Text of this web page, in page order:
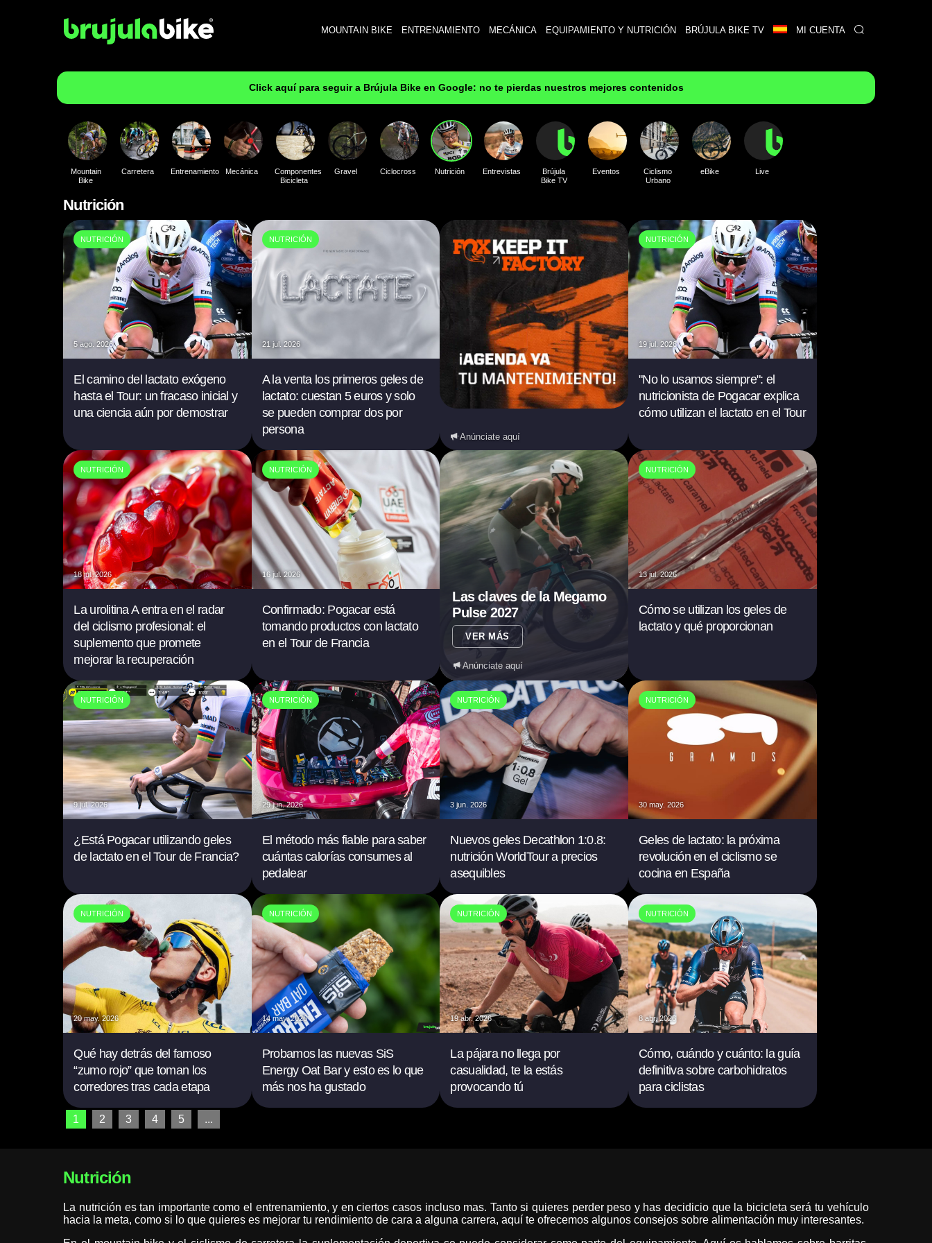
MOUNTAIN BIKE ENTRENAMIENTO MECÁNICA EQUIPAMIENTO Y NUTRICIÓN BRÚJULA BIKE TV MI CUENTA
Click aquí para seguir a Brújula Bike en Google: no te pierdas nuestros mejores contenidos
Mountain
Bike
Carretera Entrenamiento Mecánica
Componentes
Bicicleta
Gravel Ciclocross Nutrición Entrevistas
Brújula
Bike TV
Eventos
Ciclismo
Urbano
eBike Live
Nutrición
NUTRICIÓN
5 ago. 2026
El camino del lactato exógeno
hasta el Tour: un fracaso inicial y
una ciencia aún por demostrar
NUTRICIÓN
21 jul. 2026
A la venta los primeros geles de
lactato: cuestan 5 euros y solo
se pueden comprar dos por
persona
Anúnciate aquí
NUTRICIÓN
19 jul. 2026
"No lo usamos siempre": el
nutricionista de Pogacar explica
cómo utilizan el lactato en el Tour
NUTRICIÓN
18 jul. 2026
La urolitina A entra en el radar
del ciclismo profesional: el
suplemento que promete
mejorar la recuperación
NUTRICIÓN
16 jul. 2026
Confirmado: Pogacar está
tomando productos con lactato
en el Tour de Francia
Las claves de la Megamo
Pulse 2027
VER MÁS
Anúnciate aquí
NUTRICIÓN
13 jul. 2026
Cómo se utilizan los geles de
lactato y qué proporcionan
NUTRICIÓN
9 jul. 2026
¿Está Pogacar utilizando geles
de lactato en el Tour de Francia?
NUTRICIÓN
29 jun. 2026
El método más fiable para saber
cuántas calorías consumes al
pedalear
NUTRICIÓN
3 jun. 2026
Nuevos geles Decathlon 1:0.8:
nutrición WorldTour a precios
asequibles
NUTRICIÓN
30 may. 2026
Geles de lactato: la próxima
revolución en el ciclismo se
cocina en España
NUTRICIÓN
20 may. 2026
Qué hay detrás del famoso
“zumo rojo” que toman los
corredores tras cada etapa
NUTRICIÓN
14 may. 2026
Probamos las nuevas SiS
Energy Oat Bar y esto es lo que
más nos ha gustado
NUTRICIÓN
19 abr. 2026
La pájara no llega por
casualidad, te la estás
provocando tú
NUTRICIÓN
8 abr. 2026
Cómo, cuándo y cuánto: la guía
definitiva sobre carbohidratos
para ciclistas
1 2 3 4 5 ...
Nutrición
La nutrición es tan importante como el entrenamiento, y en ciertos casos incluso mas. Tanto si quieres perder peso y has decidicio que la bicicleta será tu vehículo
hacia la meta, como si lo que quieres es mejorar tu rendimiento de cara a alguna carrera, aquí te ofrecemos algunos consejos sobre alimentación muy interesantes.